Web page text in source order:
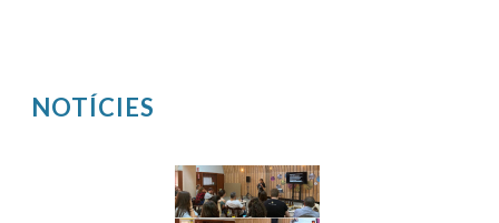
NOTÍCIES